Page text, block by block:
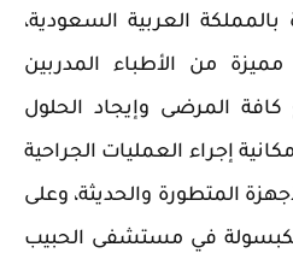
بالمملكة العربية السعودية،
من الأطباء المدربين
المرضى وإيجاد الحلول
إجراء العمليات الجراحية
المتطورة والحديثة، وعلى
في مستشفى الحبيب